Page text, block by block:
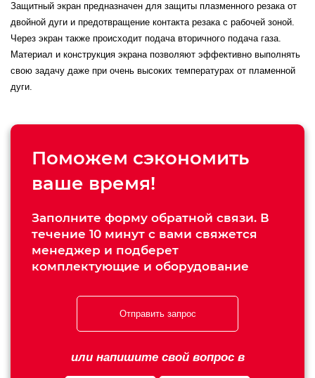
Защитный экран предназначен для защиты плазменного резака от
двойной дуги и предотвращение контакта резака с рабочей зоной.
Через экран также происходит подача вторичного подача газа.
Материал и конструкция экрана позволяют эффективно выполнять
свою задачу даже при очень высоких температурах от пламенной
дуги.
Поможем сэкономить
ваше время!
Заполните форму обратной связи. В
течение 10 минут с вами свяжется
менеджер и подберет
комплектующие и оборудование
Отправить запрос
или напишите свой вопрос в